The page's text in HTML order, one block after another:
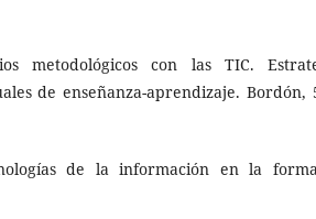
metodológicos con las TIC.
de enseñanza-aprendizaje. Bordón,
de la información en la